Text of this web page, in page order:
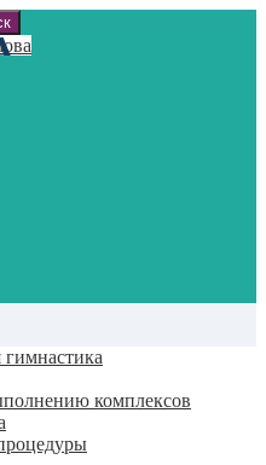
комплексов